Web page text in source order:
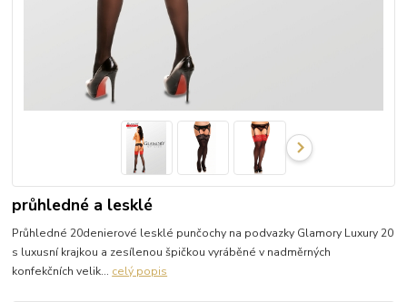
průhledné a lesklé
Průhledné 20denierové lesklé punčochy na podvazky Glamory Luxury 20
s luxusní krajkou a zesílenou špičkou vyráběné v nadměrných
konfekčních velik... celý popis